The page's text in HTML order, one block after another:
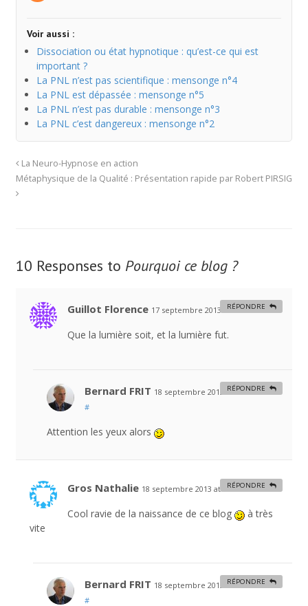
Voir aussi :
Dissociation ou état hypnotique : qu’est-ce qui est
important ?
La PNL n’est pas scientifique : mensonge n°4
La PNL est dépassée : mensonge n°5
La PNL n’est pas durable : mensonge n°3
La PNL c’est dangereux : mensonge n°2
La Neuro-Hypnose en action
Métaphysique de la Qualité : Présentation rapide par Robert PIRSIG
10 Responses to Pourquoi ce blog ?
Guillot Florence 17 septembre 2013 at 8 h 47 min #
Que la lumière soit, et la lumière fut.
RÉPONDRE
Bernard FRIT 18 septembre 2013 at 21 h 47 min
#
Attention les yeux alors
RÉPONDRE
Gros Nathalie 18 septembre 2013 at 15 h 35 min #
Cool ravie de la naissance de ce blog
à très
vite
RÉPONDRE
Bernard FRIT 18 septembre 2013 at 21 h 48 min
#
RÉPONDRE